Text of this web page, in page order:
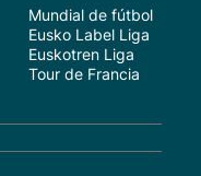
Mundial de fútbol
Eusko Label Liga
Euskotren Liga
Tour de Francia